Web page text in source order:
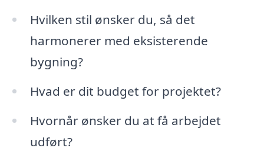
Hvilken stil ønsker du, så det
harmonerer med eksisterende
bygning?
Hvad er dit budget for projektet?
Hvornår ønsker du at få arbejdet
udført?